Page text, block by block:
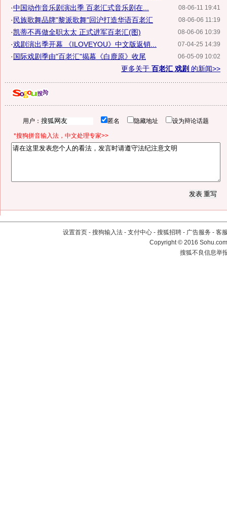
08-06-11 19:41
·中国动作音乐剧演出季 百老汇式音乐剧在...
08-06-06 11:19
· 民族歌舞品牌"黎派歌舞"回沪打造华语百老汇
08-06-06 10:39
·凯蒂不再做全职太太 正式进军百老汇(图)
07-04-25 14:39
·戏剧演出季开幕 《ILOVEYOU》中文版返销...
06-05-09 10:02
·国际戏剧季由"百老汇"揭幕《白鹿原》收尾
更多关于 百老汇 戏剧 的新闻>>
用户： 匿名 隐藏地址 设为辩论话题
*搜狗拼音输入法，中文处理专家>>
设置首页 - 搜狗输入法 - 支付中心 - 搜狐招聘 - 广告服务 - 客
Copyright©2016
搜狐不良信息举